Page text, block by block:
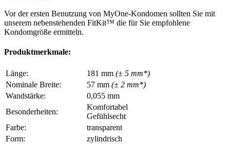
Vor der ersten Benutzung von MyOne-Kondomen sollten Sie mit
unserem nebenstehenden FitKit™ die für Sie empfohlene
Kondomgröße ermitteln.
Produktmerkmale:
Länge: 181 mm (± 5 mm*)
Nominale Breite:
57 mm (± 2 mm*)
Wandstärke:
0,055 mm
Besonderheiten:
Komfortabel
Gefühlsecht
Farbe:
transparent
Form:
zylindrisch